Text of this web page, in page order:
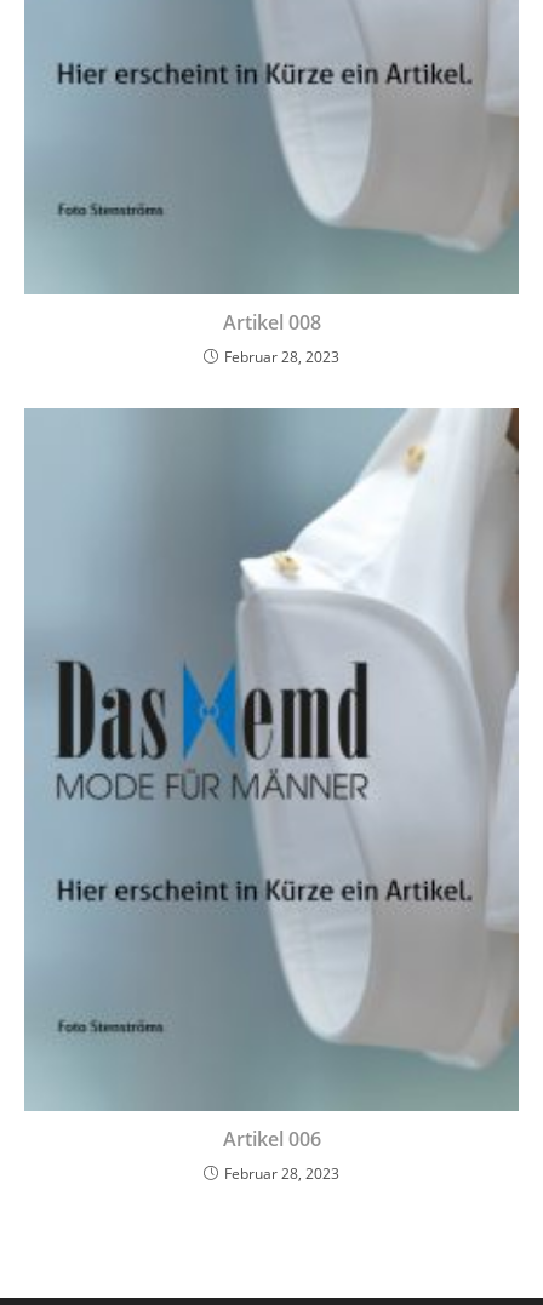
Artikel 008
Februar 28, 2023
Artikel 006
Februar 28, 2023